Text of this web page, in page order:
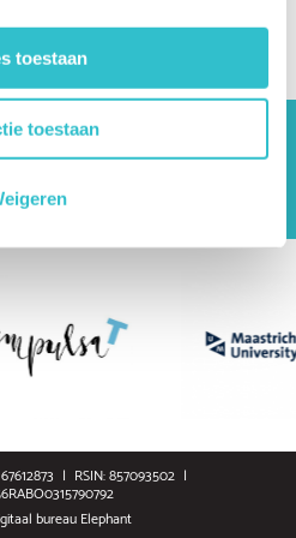
toestaan
toestaan
Lama2.com
RSIN: 857093502
bureau Elephant